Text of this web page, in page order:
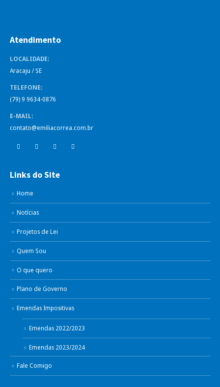
Atendimento
LOCALIDADE:
Aracaju / SE
TELEFONE:
(79) 9 9634-0876
E-MAIL:
contato@emiliacorrea.com.br
Links do Site
Home
Notícias
Projetos de Lei
Quem Sou
O que quero
Plano de Governo
Emendas Impositivas
Emendas 2022/2023
Emendas 2023/2024
Fale Comigo